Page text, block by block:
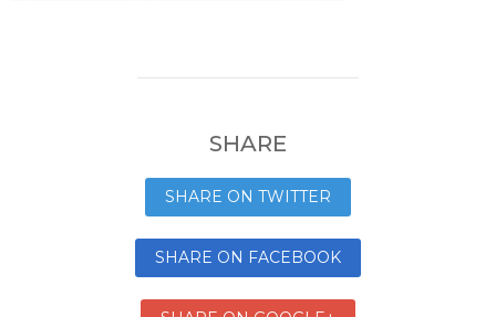
SHARE
SHARE ON TWITTER
SHARE ON FACEBOOK